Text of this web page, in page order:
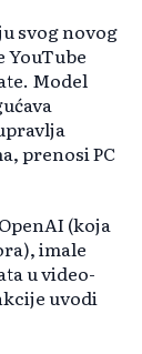
svog novog
YouTube
Model
prenosi PC
(koja
imale
u video-
uvodi